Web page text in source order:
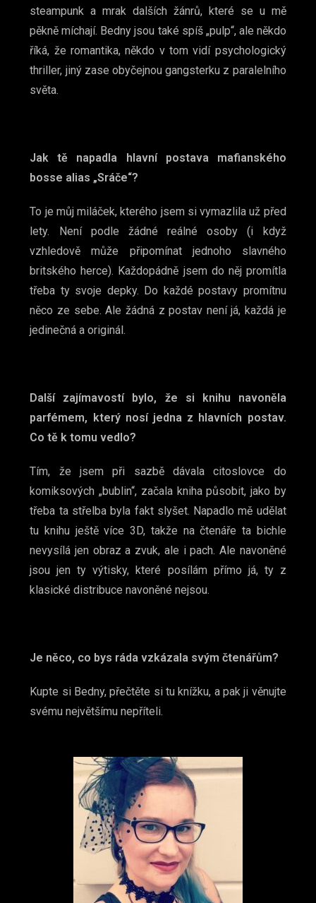
steampunk a mrak dalších žánrů, které se u mě
pěkně míchají. Bedny jsou také spíš „pulp“, ale někdo
říká, že romantika, někdo v tom vidí psychologický
thriller, jiný zase obyčejnou gangsterku z paralelního
světa.
Jak tě napadla hlavní postava mafianského
bosse alias „Sráče“?
To je můj miláček, kterého jsem si vymazlila už před
lety. Není podle žádné reálné osoby (i když
vzhledově může připomínat jednoho slavného
britského herce). Každopádně jsem do něj promítla
třeba ty svoje depky. Do každé postavy promítnu
něco ze sebe. Ale žádná z postav není já, každá je
jedinečná a originál.
Další zajímavostí bylo, že si knihu navoněla
parfémem, který nosí jedna z hlavních postav.
Co tě k tomu vedlo?
Tím, že jsem při sazbě dávala citoslovce do
komiksových „bublin“, začala kniha působit, jako by
třeba ta střelba byla fakt slyšet. Napadlo mě udělat
tu knihu ještě více 3D, takže na čtenáře ta bichle
nevysílá jen obraz a zvuk, ale i pach. Ale navoněné
jsou jen ty výtisky, které posílám přímo já, ty z
klasické distribuce navoněné nejsou.
Je něco, co bys ráda vzkázala svým čtenářům­?­­­­
Kupte si Bedny, přečtěte si tu knížku, a pak ji věnujte
svému největšímu nepříteli.